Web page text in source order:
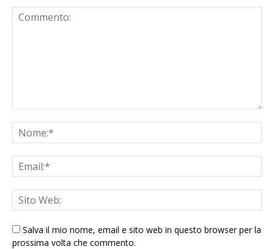
Salva il mio nome, email e sito web in questo browser per la
prossima volta che commento.